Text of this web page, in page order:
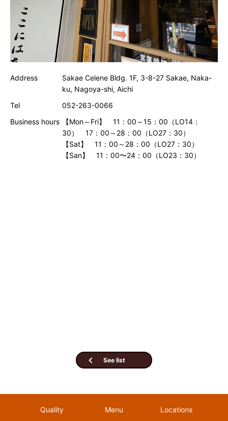
Address
Sakae Celene Bldg. 1F, 3-8-27 Sakae, Naka-
ku, Nagoya-shi, Aichi
Tel
052-263-0066
Business hours
【Mon～Fri】 11：00～15：00（LO14：
30） 17：00～28：00（LO27：30）
【Sat】 11：00～28：00（LO27：30）
【San】 11：00〜24：00（LO23：30）
See list
Quality Menu Locations